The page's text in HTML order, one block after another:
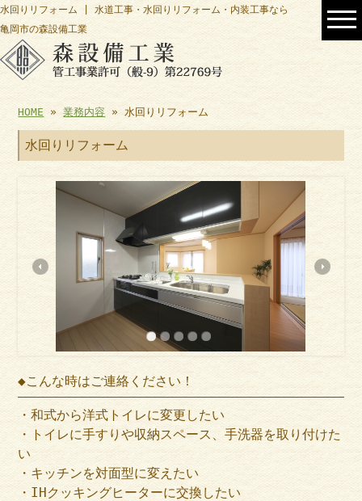
水回りリフォーム | 水道工事・水回りリフォーム・内装工事なら
亀岡市の森設備工業
HOME »業務内容 » 水回りリフォーム
水回りリフォーム
◆こんな時はご連絡ください！
・和式から洋式トイレに変更したい
・トイレに手すりや収納スペース、手洗器を取り付けた
い
・キッチンを対面型に変えたい
・IHクッキングヒーターに交換したい